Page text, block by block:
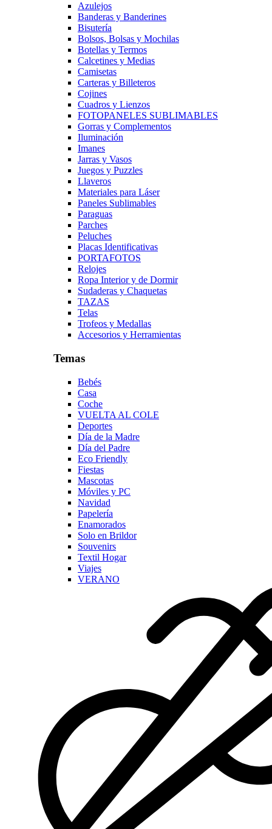
Azulejos
Banderas y Banderines
Bisutería
Bolsos, Bolsas y Mochilas
Botellas y Termos
Calcetines y Medias
Camisetas
Carteras y Billeteros
Cojines
Cuadros y Lienzos
FOTOPANELES SUBLIMABLES
Gorras y Complementos
Iluminación
Imanes
Jarras y Vasos
Juegos y Puzzles
Llaveros
Materiales para Láser
Paneles Sublimables
Paraguas
Parches
Peluches
Placas Identificativas
PORTAFOTOS
Relojes
Ropa Interior y de Dormir
Sudaderas y Chaquetas
TAZAS
Telas
Trofeos y Medallas
Accesorios y Herramientas
Temas
Bebés
Casa
Coche
VUELTA AL COLE
Deportes
Día de la Madre
Día del Padre
Eco Friendly
Fiestas
Mascotas
Móviles y PC
Navidad
Papelería
Enamorados
Solo en Brildor
Souvenirs
Textil Hogar
Viajes
VERANO